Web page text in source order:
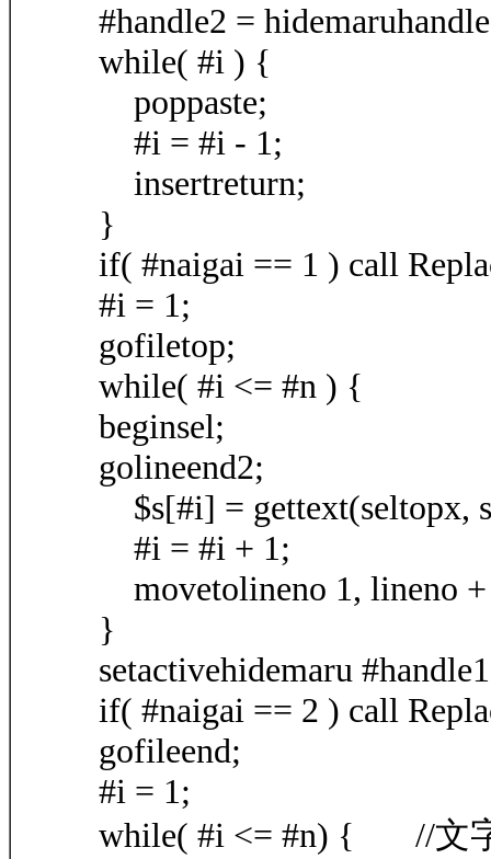
#handle2 =
while( #i ) {
poppaste;
#i = #i - 1;
insertreturn;
}
if( #naigai == 1 ) call
#i = 1;
gofiletop;
while( #i <= #n ) {
beginsel;
golineend2;
$s[#i] = gettext(seltopx,
#i = #i + 1;
movetolineno 1, lineno
}
setactivehidemaru
if( #naigai == 2 ) call
gofileend;
#i = 1;
while( #i <= #n) { //文